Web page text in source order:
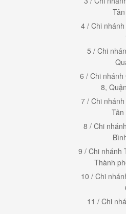
4 / Chi
5 / Chi
6 / Chi
8,
7 / Chi
Tân
8 / Chi
9 / Chi nhánh
Thành
10 / Chi
11 / Chi